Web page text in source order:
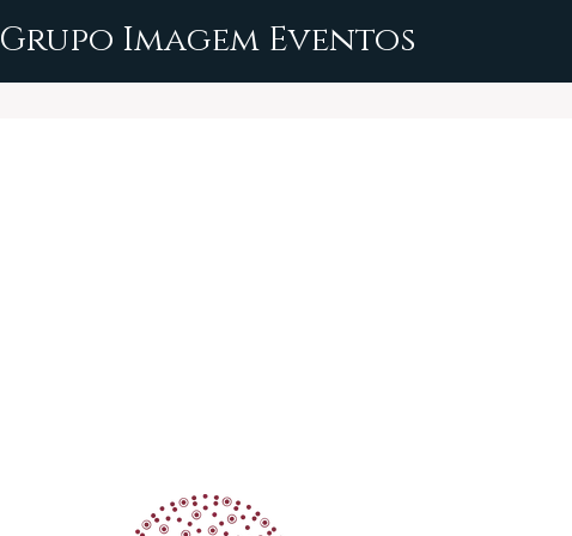
Grupo Imagem Eventos